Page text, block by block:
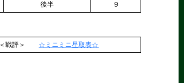
後半
９
＜戦評＞ ☆ミニミニ星取表☆